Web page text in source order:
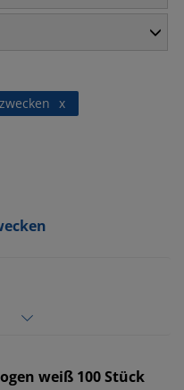
x
weiß 100 Stück